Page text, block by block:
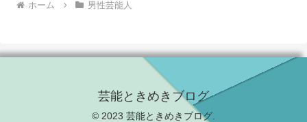
ホーム 男性芸能人
芸能ときめきブログ
© 2023 芸能ときめきブログ.